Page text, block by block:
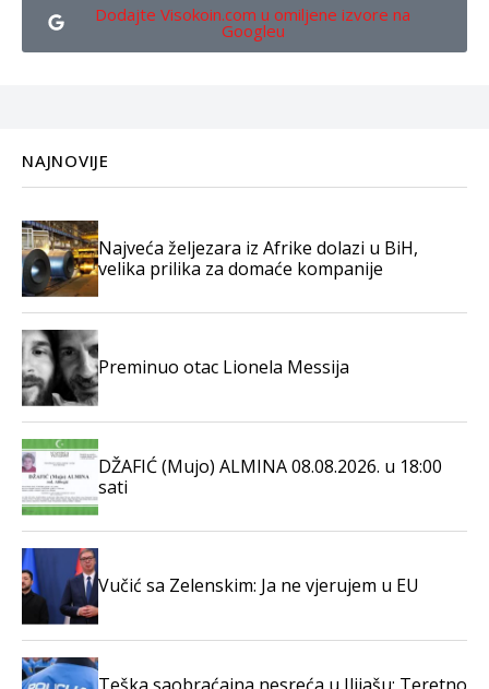
Dodajte Visokoin.com u omiljene izvore na
Googleu
NAJNOVIJE
Najveća željezara iz Afrike dolazi u BiH,
velika prilika za domaće kompanije
Preminuo otac Lionela Messija
DŽAFIĆ (Mujo) ALMINA 08.08.2026. u 18:00
sati
Vučić sa Zelenskim: Ja ne vjerujem u EU